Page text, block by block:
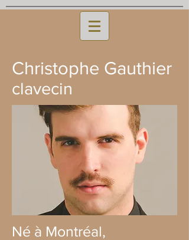
Christophe Gauthier
clavecin
Né à Montréal,